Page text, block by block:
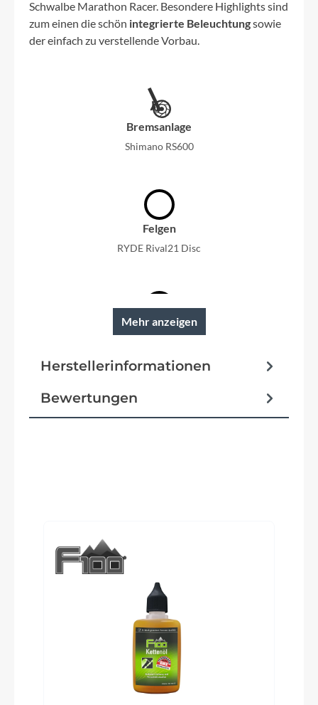
Schwalbe Marathon Racer. Besondere Highlights sind
zum einen die schön integrierte Beleuchtungsowie
der einfach zu verstellende Vorbau.
Bremsanlage
Shimano RS600
Felgen
RYDE Rival21 Disc
Reifen
Koga 46 mm
Koga adjustable stem - A-head
Rahmentyp
Diamant
Modelljahr
2024
Mehr anzeigen
Herstellerinformationen
Bewertungen